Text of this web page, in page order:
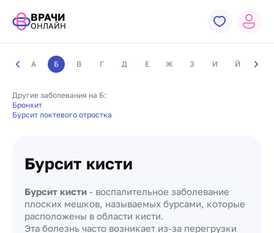
ВРАЧИ
ОНЛАЙН
А Б В Г Д Е Ж З И Й К
Другие заболевания на Б:
Бронхит
Бурсит локтевого отростка
Бурсит кисти
Бурсит кисти - воспалительное заболевание
плоских мешков, называемых бурсами, которые
расположены в области кисти.
Эта болезнь часто возникает из-за перегрузки